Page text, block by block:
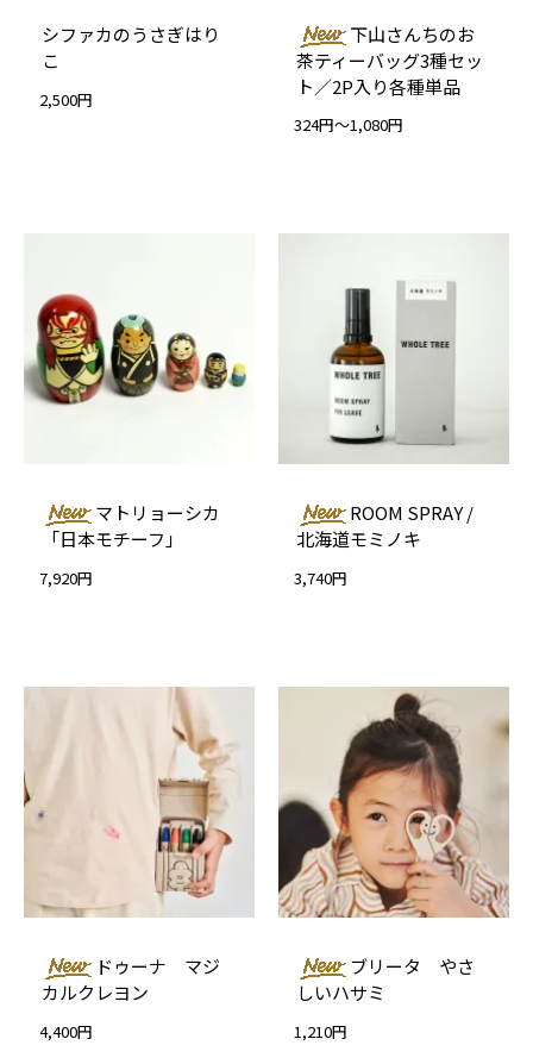
シファカのうさぎはり
こ
2,500円
下山さんちのお
茶ティーバッグ3種セッ
ト／2P入り各種単品
324円～1,080円
マトリョーシカ
「日本モチーフ」
7,920円
ROOM SPRAY /
北海道モミノキ
3,740円
ドゥーナ マジ
カルクレヨン
4,400円
ブリータ やさ
しいハサミ
1,210円